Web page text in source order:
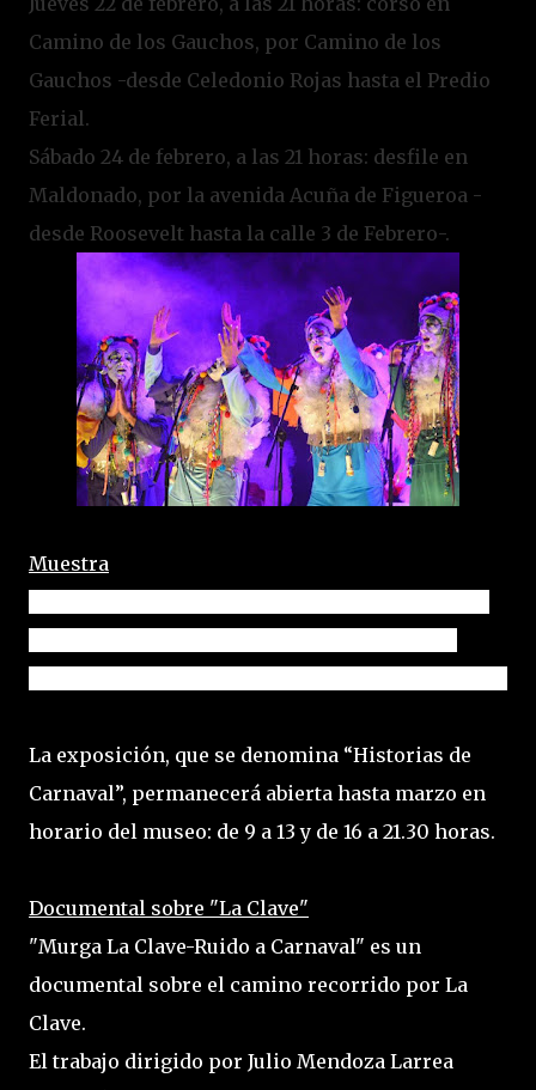
Camino de los Gauchos, por Camino de los
Gauchos -desde Celedonio Rojas hasta el Predio
Ferial.
Sábado 24 de febrero, a las 21 horas: desfile en
Maldonado, por la avenida Acuña de Figueroa -
desde Roosevelt hasta la calle 3 de Febrero-.
Muestra
La exposición, que se denomina “Historias de
Carnaval”, permanecerá abierta hasta marzo en
horario del museo: de 9 a 13 y de 16 a 21.30 horas.
Documental sobre "La Clave"
"Murga La Clave-Ruido a Carnaval" es un
documental sobre el camino recorrido por La
Clave.
El trabajo dirigido por Julio Mendoza Larrea